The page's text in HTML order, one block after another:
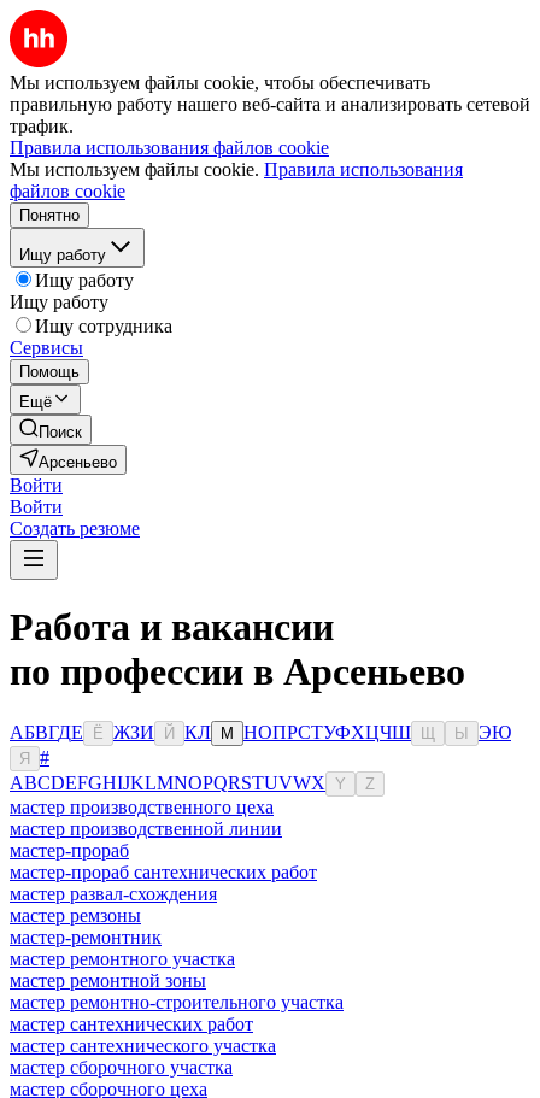
Мы используем файлы cookie, чтобы обеспечивать
правильную работу нашего веб-сайта и анализировать сетевой
трафик.
Правила использования файлов cookie
Мы используем файлы cookie. Правила использования
файлов cookie
Понятно
Ищу работу
Ищу работу
Ищу работу
Ищу сотрудника
Сервисы
Помощь
Ещё
Поиск
Арсеньево
Войти
Войти
Создать резюме
Работа и вакансии
по профессии в Арсеньево
АБВГДЕ Ё ЖЗИ Й КЛ М НОПРСТУФХЦЧШ Ы ЭЮ
Я
#
ABCDEFGHIJKLMNOPQRSTUVWX Y Z
мастер производственного цеха
мастер производственной линии
мастер-прораб
мастер-прораб сантехнических работ
мастер развал-схождения
мастер ремзоны
мастер-ремонтник
мастер ремонтного участка
мастер ремонтной зоны
мастер ремонтно-строительного участка
мастер сантехнических работ
мастер сантехнического участка
мастер сборочного участка
мастер сборочного цеха